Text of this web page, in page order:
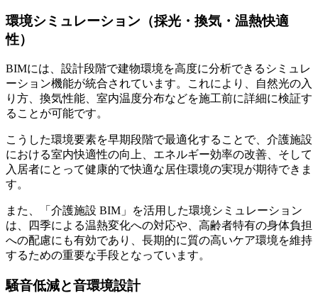
環境シミュレーション（採光・換気・温熱快適
性）
BIMには、設計段階で建物環境を高度に分析できるシミュレ
ーション機能が統合されています。これにより、自然光の入
り方、換気性能、室内温度分布などを施工前に詳細に検証す
ることが可能です。
こうした環境要素を早期段階で最適化することで、介護施設
における室内快適性の向上、エネルギー効率の改善、そして
入居者にとって健康的で快適な居住環境の実現が期待できま
す。
また、「介護施設 BIM」を活用した環境シミュレーション
は、四季による温熱変化への対応や、高齢者特有の身体負担
への配慮にも有効であり、長期的に質の高いケア環境を維持
するための重要な手段となっています。
騒音低減と音環境設計